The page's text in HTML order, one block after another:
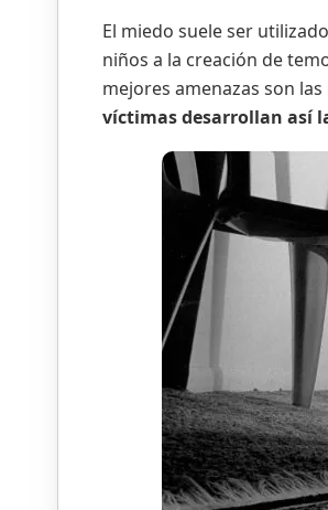
El miedo suele ser
niños a la creación de
mejores amenazas son
víctimas desarrollan así